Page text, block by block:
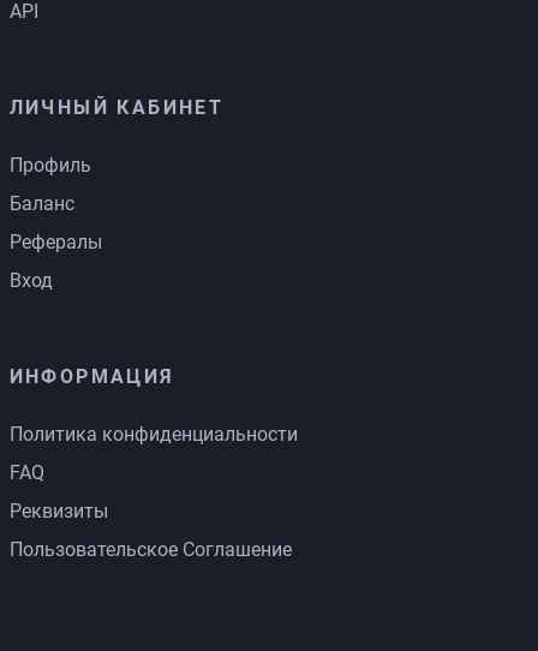
API
ЛИЧНЫЙ КАБИНЕТ
Профиль
Баланс
Рефералы
Вход
ИНФОРМАЦИЯ
Политика конфиденциальности
FAQ
Реквизиты
Пользовательское Соглашение